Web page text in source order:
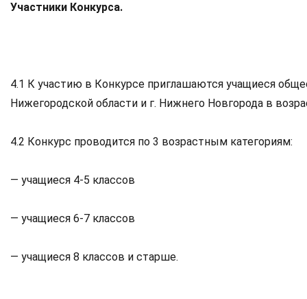
Участники Конкурса.
4.1 К участию в Конкурсе приглашаются учащиеся
Нижегородской области и г. Нижнего Новгорода в
4.2 Конкурс проводится по 3 возрастным категориям:
— учащиеся 4-5 классов
— учащиеся 6-7 классов
— учащиеся 8 классов и старше.